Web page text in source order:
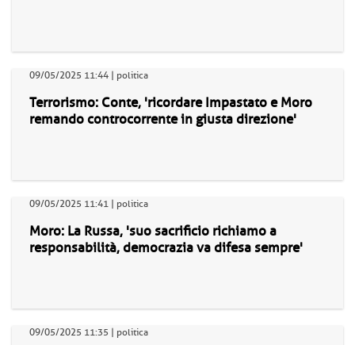
09/05/2025 11:44 | politica
Terrorismo: Conte, 'ricordare Impastato e Moro
remando controcorrente in giusta direzione'
09/05/2025 11:41 | politica
Moro: La Russa, 'suo sacrificio richiamo a
responsabilità, democrazia va difesa sempre'
09/05/2025 11:35 | politica